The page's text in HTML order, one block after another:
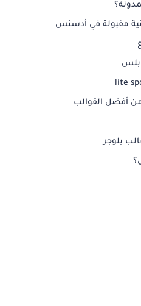
مقبولة في أدسنس
بلس
بلوجر